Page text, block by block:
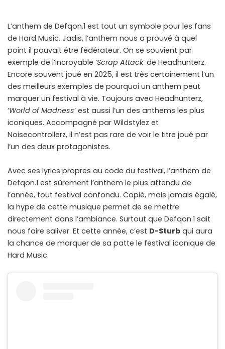
L’anthem de Defqon.1 est tout un symbole pour les fans
de Hard Music. Jadis, l’anthem nous a prouvé à quel
point il pouvait être fédérateur. On se souvient par
exemple de l’incroyable ‘Scrap Attack‘ de Headhunterz.
Encore souvent joué en 2025, il est très certainement l’un
des meilleurs exemples de pourquoi un anthem peut
marquer un festival à vie. Toujours avec Headhunterz,
‘World of Madness‘ est aussi l’un des anthems les plus
iconiques. Accompagné par Wildstylez et
Noisecontrollerz, il n’est pas rare de voir le titre joué par
l’un des deux protagonistes.
Avec ses lyrics propres au code du festival, l’anthem de
Defqon.1 est sûrement l’anthem le plus attendu de
l’année, tout festival confondu. Copié, mais jamais égalé,
la hype de cette musique permet de se mettre
directement dans l’ambiance. Surtout que Defqon.1 sait
nous faire saliver. Et cette année, c’est D-Sturb qui aura
la chance de marquer de sa patte le festival iconique de
Hard Music.